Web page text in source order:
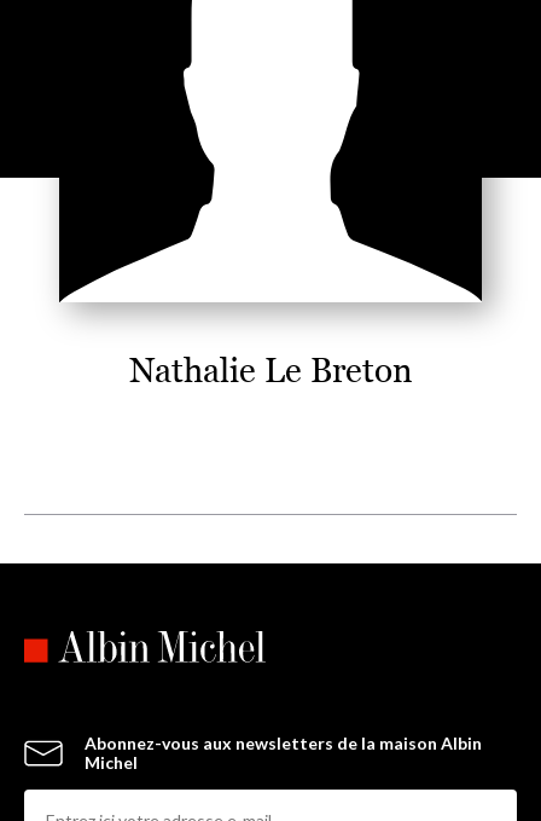
Nathalie Le Breton
Abonnez-vous aux newsletters de la maison Albin
Michel